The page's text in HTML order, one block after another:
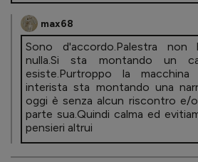
max68
Sono d'accordo.Palestra
nulla.Si sta montando un
esiste.Purtroppo la
interista sta montando una
oggi è senza alcun riscontro e/
parte sua.Quindi calma ed
pensieri altrui